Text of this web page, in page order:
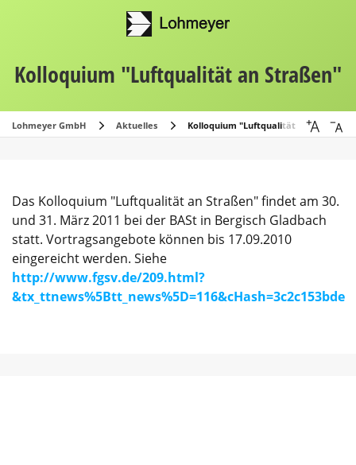
Kolloquium "Luftqualität an Straßen"
Lohmeyer GmbH Aktuelles Kolloquium "Luftqualität an Straßen"
Das Kolloquium "Luftqualität an Straßen" findet am 30.
und 31. März 2011 bei der BASt in Bergisch Gladbach
statt. Vortragsangebote können bis 17.09.2010
eingereicht werden. Siehe
http://www.fgsv.de/209.html?
&tx_ttnews%5Btt_news%5D=116&cHash=3c2c153bde